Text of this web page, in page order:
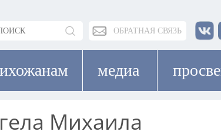
ОБРАТНАЯ СВЯЗЬ
медиа
Михаила